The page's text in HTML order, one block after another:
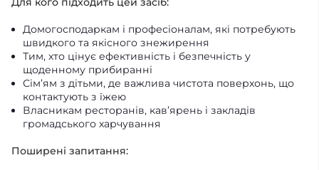
Домогосподаркам і професіоналам, які потребують
швидкого та якісного знежирення
Тим, хто цінує ефективність і безпечність у
щоденному прибиранні
Сім’ям з дітьми, де важлива чистота поверхонь, що
контактують з їжею
Власникам ресторанів, кав’ярень і закладів
громадського харчування
Поширені запитання: